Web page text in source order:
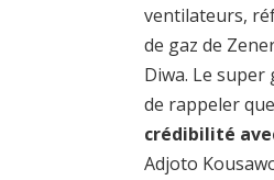
ventilateurs,
de gaz de
Diwa. Le super
de rappeler
crédibilité
Adjoto